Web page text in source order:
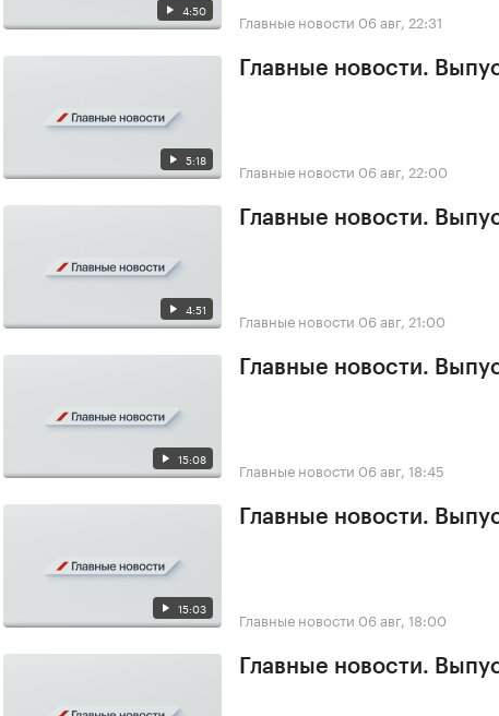
4:50 Главные новости 06 авг, 22:31
5:18
Главные новости.
Главные новости 06 авг, 22:00
4:51
Главные новости.
Главные новости 06 авг, 21:00
15:08
Главные новости.
Главные новости 06 авг, 18:45
15:03
Главные новости.
Главные новости 06 авг, 18:00
Главные новости.